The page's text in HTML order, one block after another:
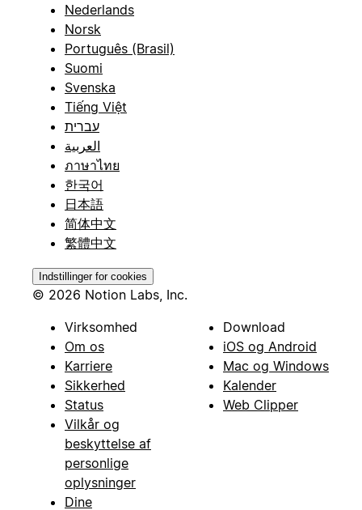
Nederlands
Norsk
Português (Brasil)
Suomi
Svenska
Tiếng Việt
עברית
العربية
ภาษาไทย
한국어
日本語
简体中文
繁體中文
Indstillinger for cookies
© 2026 Notion Labs, Inc.
Virksomhed
Om os
Karriere
Sikkerhed
Status
Vilkår og
beskyttelse af
personlige
oplysninger
Dine
Download
iOS og Android
Mac og Windows
Kalender
Web Clipper